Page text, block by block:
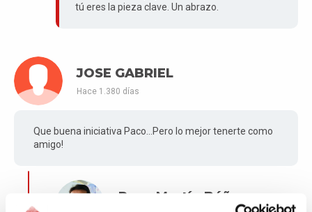
tú eres la pieza clave. Un abrazo.
JOSE GABRIEL
Hace 1.380 días
Que buena iniciativa Paco…Pero lo mejor tenerte como
amigo!
Paco Martín Báñez